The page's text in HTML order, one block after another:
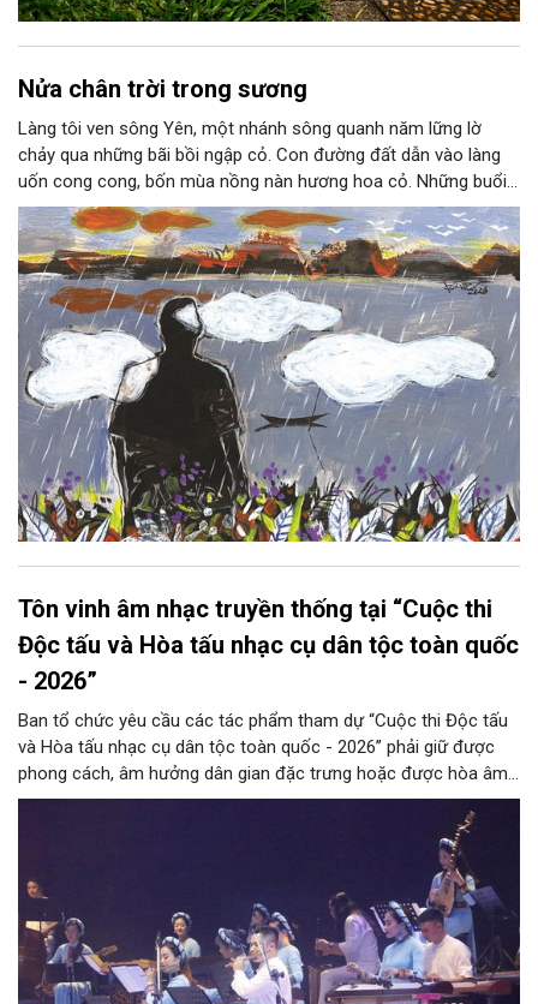
Nửa chân trời trong sương
Làng tôi ven sông Yên, một nhánh sông quanh năm lững lờ
chảy qua những bãi bồi ngập cỏ. Con đường đất dẫn vào làng
uốn cong cong, bốn mùa nồng nàn hương hoa cỏ. Những buổi
hoàng hôn, khi nắng đã dịu xuống phía cuối sông, đám hoa tím
lại thẫm màu như có ai vừa rắc lên một lớp khói.
Tôn vinh âm nhạc truyền thống tại “Cuộc thi
Độc tấu và Hòa tấu nhạc cụ dân tộc toàn quốc
- 2026”
Ban tổ chức yêu cầu các tác phẩm tham dự “Cuộc thi Độc tấu
và Hòa tấu nhạc cụ dân tộc toàn quốc - 2026” phải giữ được
phong cách, âm hưởng dân gian đặc trưng hoặc được hòa âm,
phối khí mới trên nền tảng làn điệu âm nhạc truyền thống Việt
Nam, đồng thời phải được trình diễn trực tiếp bằng nhạc cụ dân